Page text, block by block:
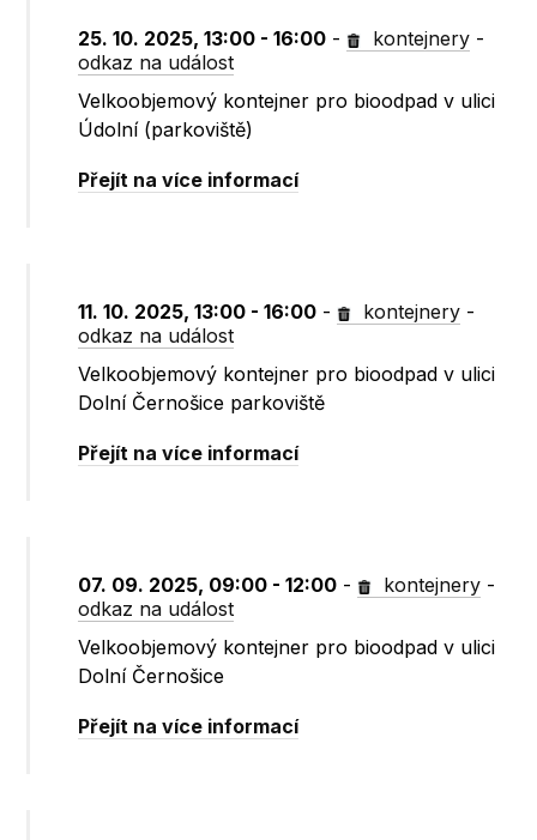
25. 10. 2025, 13:00 - 16:00 - kontejnery -
odkaz na událost
Velkoobjemový kontejner pro bioodpad v ulici
Údolní (parkoviště)
Přejít na více informací
11. 10. 2025, 13:00 - 16:00 - kontejnery -
odkaz na událost
Velkoobjemový kontejner pro bioodpad v ulici
Dolní Černošice parkoviště
Přejít na více informací
07. 09. 2025, 09:00 - 12:00 - kontejnery -
odkaz na událost
Velkoobjemový kontejner pro bioodpad v ulici
Dolní Černošice
Přejít na více informací